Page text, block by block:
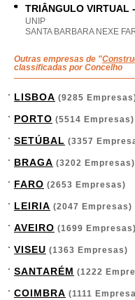
TRIÂNGULO VIRTUAL
UNIP
SANTA BARBARA NEXE
Outras empresas de "
classificadas por Concelho
LISBOA (9285
PORTO (5514 Empresas)
SETÚBAL (3357
BRAGA (3202 Empresas)
FARO (2653 Empresas)
LEIRIA (2047 Empresas)
AVEIRO (1699 Empresas)
VISEU (1363 Empresas)
SANTARÉM (1222
COIMBRA (1111